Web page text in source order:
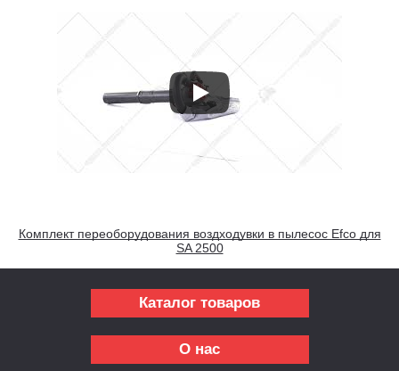
Комплект переоборудования воздходувки в пылесос Efco для
SA 2500
Каталог товаров
О нас